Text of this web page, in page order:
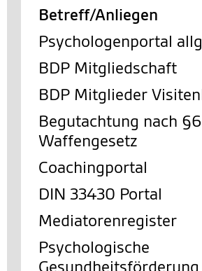
Betreff/Anliegen
Psychologenportal
BDP Mitgliedschaft
BDP Mitglieder
Begutachtung nach §6
Waffengesetz
Coachingportal
DIN 33430 Portal
Mediatorenregister
Psychologische
Gesundheitsförderung